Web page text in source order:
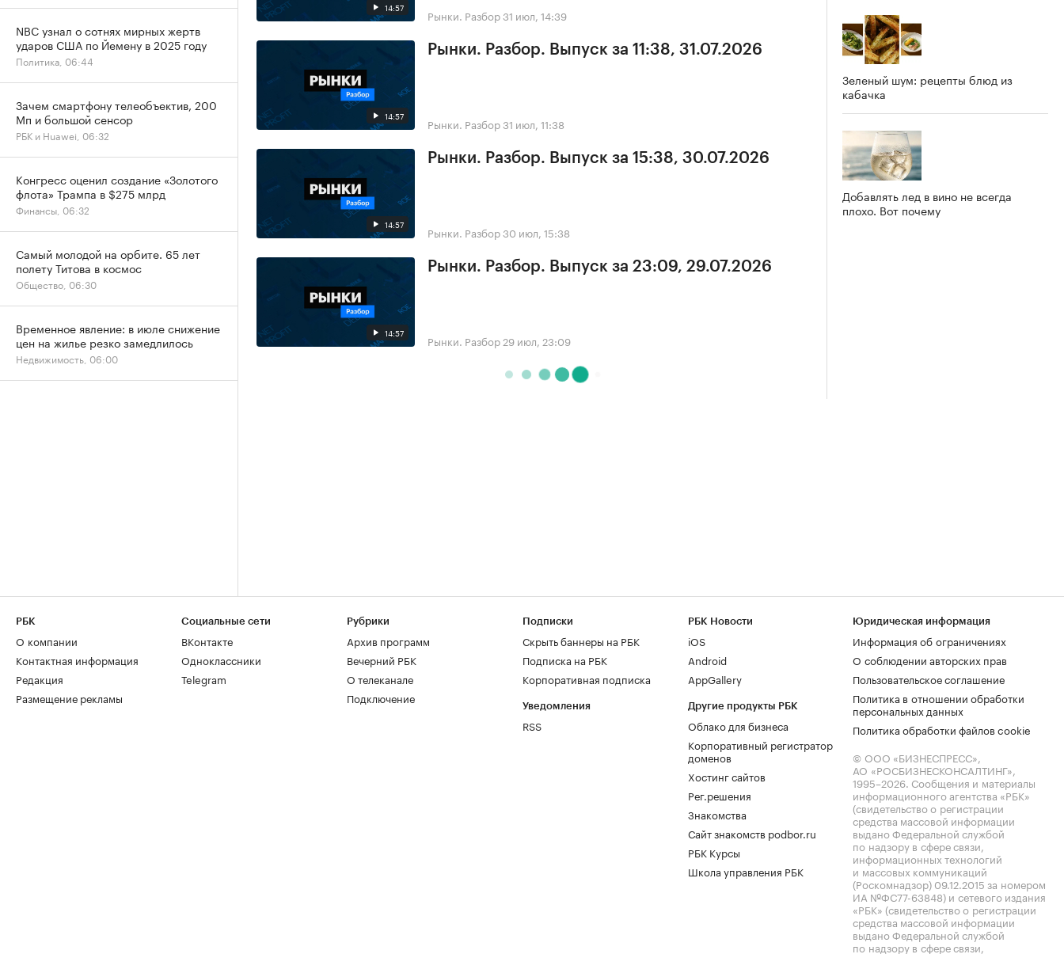
14:57 Рынки. Разбор31 июл, 14:39
14:57
Рынки. Разбор. Выпуск за 11:38, 31.07.2026
Рынки. Разбор31 июл, 11:38
14:57
Рынки. Разбор. Выпуск за 15:38, 30.07.2026
Рынки. Разбор30 июл, 15:38
14:57
Рынки. Разбор. Выпуск за 23:09, 29.07.2026
Рынки. Разбор 29 июл, 23:09
Зеленый шум: рецепты блюд из
кабачка
Добавлять лед в вино не всегда
плохо. Вот почему
NBC узнал о сотнях мирных жертв
ударов США по Йемену в 2025 году
Политика, 06:44
Зачем смартфону телеобъектив, 200
Мп и большой сенсор
РБК и Huawei, 06:32
Конгресс оценил создание «Золотого
флота» Трампа в $275 млрд
Финансы, 06:32
Самый молодой на орбите. 65 лет
полету Титова в космос
Общество, 06:30
Временное явление: в июле снижение
цен на жилье резко замедлилось
Недвижимость, 06:00
РБК
О компании
Контактная информация
Редакция
Размещение рекламы
Социальные сети
ВКонтакте
Одноклассники
Telegram
Рубрики
Архив программ
Вечерний РБК
О телеканале
Подключение
Подписки
Скрыть баннеры на РБК
Подписка на РБК
Корпоративная подписка
Уведомления
RSS
РБК Новости
iOS
Android
AppGallery
Другие продукты РБК
Облако для бизнеса
Корпоративный регистратор
доменов
Хостинг сайтов
Рег.решения
Знакомства
Сайт знакомств podbor.ru
РБК Курсы
Школа управления РБК
Юридическая информация
Информация об ограничениях
О соблюдении авторских прав
Пользовательское соглашение
Политика в отношении обработки
персональных данных
Политика обработки файлов cookie
© ООО «БИЗНЕСПРЕСС»,
АО «РОСБИЗНЕСКОНСАЛТИНГ»,
1995–2026. Сообщения и материалы
информационного агентства «РБК»
(свидетельство о регистрации
средства массовой информации
выдано Федеральной службой
по надзору в сфере связи,
информационных технологий
и массовых коммуникаций
(Роскомнадзор) 09.12.2015 за номером
ИА №ФС77-63848) и сетевого издания
«РБК» (свидетельство о регистрации
средства массовой информации
выдано Федеральной службой
по надзору в сфере связи,